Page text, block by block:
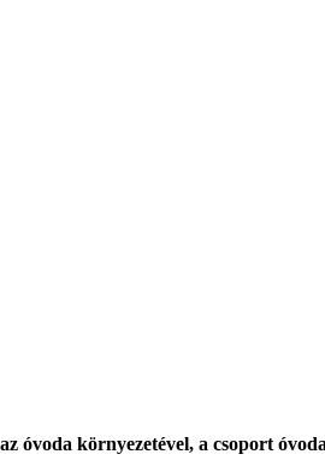
óvoda környezetével, a csoport